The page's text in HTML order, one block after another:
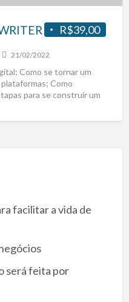
R$39,00
21/02/2022
Como se tornar um
Como
para se construir um
facilitar a vida de
será feita por